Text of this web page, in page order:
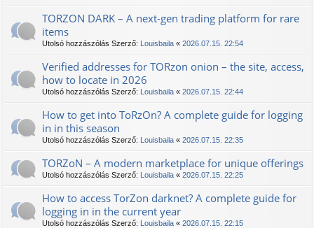
TORZON DARK – A next-gen trading platform for rare
items
Utolsó hozzászólás Szerző: Louisbaila « 2026.07.15. 22:54
Verified addresses for TORzon onion – the site, access,
how to locate in 2026
Utolsó hozzászólás Szerző: Louisbaila « 2026.07.15. 22:44
How to get into TоRzOn? A complete guide for logging
in in this season
Utolsó hozzászólás Szerző: Louisbaila « 2026.07.15. 22:35
TORZoN – A modern marketplace for unique offerings
Utolsó hozzászólás Szerző: Louisbaila « 2026.07.15. 22:25
How to access TorZon darknet? A complete guide for
logging in in the current year
Utolsó hozzászólás Szerző: Louisbaila « 2026.07.15. 22:15